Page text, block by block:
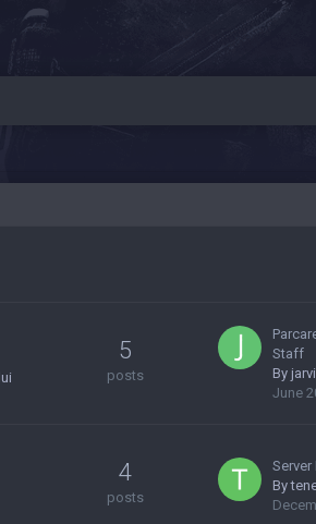
5
posts
Staff
By
June
4
posts
By